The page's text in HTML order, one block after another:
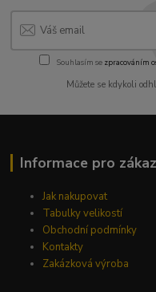
Souhlasím se zpracováním
Můžete se kdykoli
Informace pro
Jak nakupovat
Tabulky velikostí
Obchodní podmínky
Kontakty
Zakázková výroba